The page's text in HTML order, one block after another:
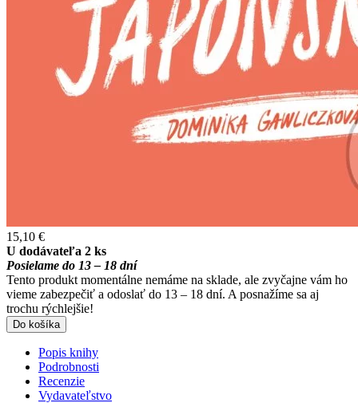
15,10 €
U dodávateľa 2 ks
Posielame do 13 – 18 dní
Tento produkt momentálne nemáme na sklade, ale zvyčajne vám ho
vieme zabezpečiť a odoslať do 13 – 18 dní. A posnažíme sa aj
trochu rýchlejšie!
Do košíka
Popis knihy
Podrobnosti
Recenzie
Vydavateľstvo